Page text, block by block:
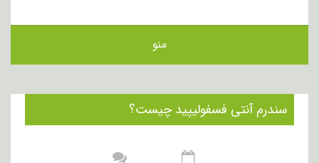
منو
سندرم آنتی فسفولیپید چیست؟